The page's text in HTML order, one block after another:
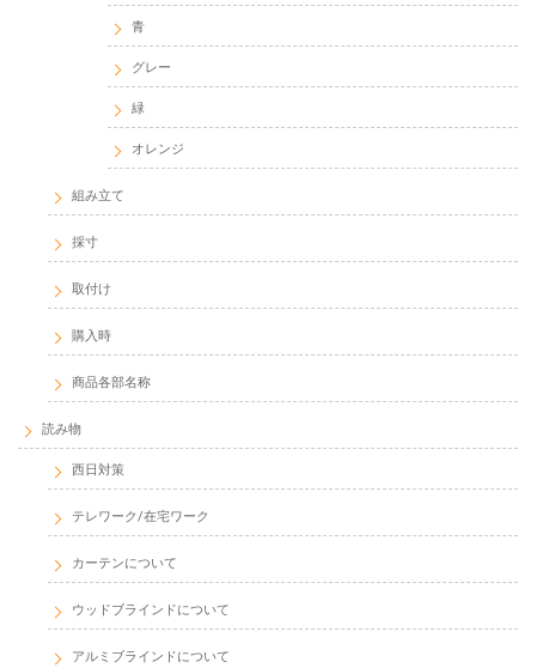
青
グレー
緑
オレンジ
組み立て
採寸
取付け
購入時
商品各部名称
読み物
西日対策
テレワーク/在宅ワーク
カーテンについて
ウッドブラインドについて
アルミブラインドについて